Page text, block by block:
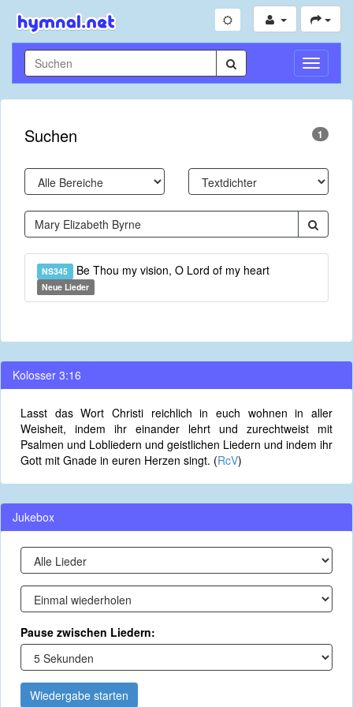
Suchen 1
NS345 Be Thou my vision, O Lord of my heart
Neue Lieder
Kolosser 3:16
Lasst das Wort Christi reichlich in euch wohnen in aller
Weisheit, indem ihr einander lehrt und zurechtweist mit
Psalmen und Lobliedern und geistlichen Liedern und indem ihr
Gott mit Gnade in euren Herzen singt. (RcV)
Jukebox
Pause zwischen Liedern:
Wiedergabe starten